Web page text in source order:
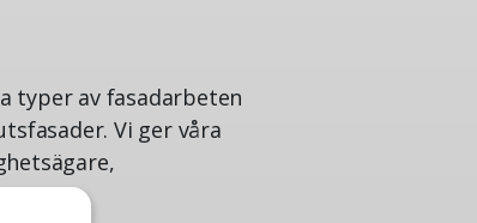
typer av fasadarbeten
Vi ger våra